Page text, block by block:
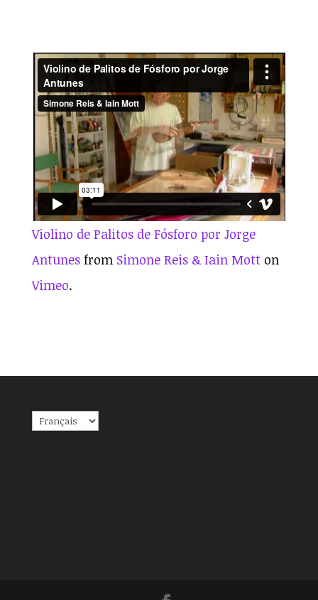
Violino de Palitos de Fósforo por Jorge
Antunesfrom Simone Reis & Iain Motton
Vimeo.
Choisir